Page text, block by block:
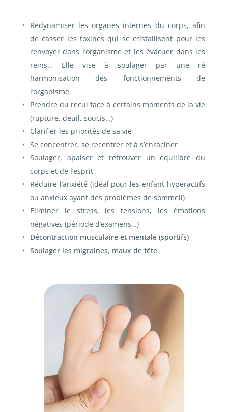
Redynamiser les organes internes du corps, afin
de casser les toxines qui se cristallisent pour les
renvoyer dans l’organisme et les évacuer dans les
reins… Elle vise à soulager par une ré
harmonisation des fonctionnements de
l’organisme
Prendre du recul face à certains moments de la vie
(rupture, deuil, soucis…)
Clarifier les priorités de sa vie
Se concentrer, se recentrer et à s’enraciner
Soulager, apaiser et retrouver un équilibre du
corps et de l’esprit
Réduire l’anxiété (idéal pour les enfant hyperactifs
ou anxieux ayant des problèmes de sommeil)
Eliminer le stress, les tensions, les émotions
négatives (période d’examens…)
Décontraction musculaire et mentale (sportifs)
Soulager les migraines, maux de tête